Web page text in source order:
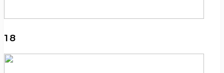
18